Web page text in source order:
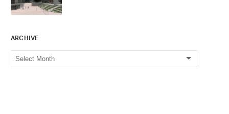
ARCHIVE